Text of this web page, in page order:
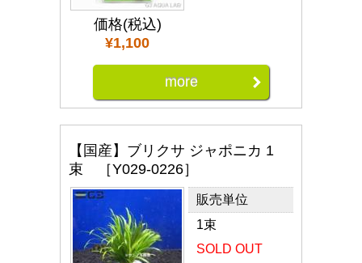
価格(税込)
¥1,100
more
【国産】ブリクサ ジャポニカ 1
束 ［Y029-0226］
販売単位
1束
SOLD OUT